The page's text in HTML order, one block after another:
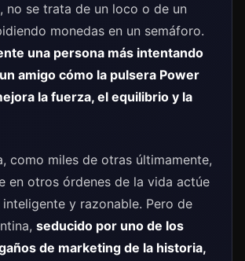
no se trata de un loco o de un
monedas en un semáforo.
una persona más intentando
amigo cómo la pulsera Power
la fuerza, el equilibrio y la
como miles de otras últimamente,
en otros órdenes de la vida actúe
y razonable. Pero de
seducido por uno de los
de marketing de la historia,